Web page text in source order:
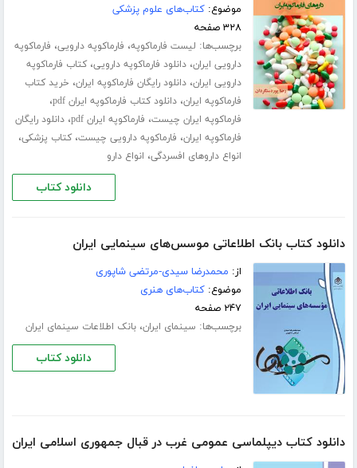
موضوع:کتاب‌های علوم پزشکی
۳۲۸ صفحه
برچسب‌ها: لیست فارماکوپه، فارماکوپه دارویی، فارماکوپه
دارویی ایران،دانلود فارماکوپه دارویی،کتاب فارماکوپه
دارویی ایران،دانلود رایگان فارماکوپه ایران، خرید کتاب
فارماکوپه ایران،دانلود کتاب فارماکوپه ایران pdf ،
فارماکوپه ایران چیست، فارماکوپه ایران pdf ،دانلود رایگان
فارماکوپه ایران، فارماکوپه دارویی چیست،کتاب پزشکی،
انواع داروهای افسردگی، انواع دارو
دانلود کتاب
دانلود کتاب بانک اطلاعاتی موسس‌های سینمایی ایران
از: محمدرضا سیدی-مرتضی شاپوری
موضوع:کتاب‌های هنری
۲۴۷ صفحه
برچسب‌ها: سینمای ایران،بانک اطلاعات سینمای ایران
دانلود کتاب
دانلود کتاب دیپلماسی عمومی غرب در قبال جمهوری اسلامی ایران